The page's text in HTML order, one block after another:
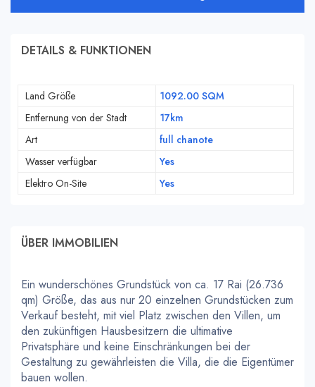
DETAILS & FUNKTIONEN
Land Größe
1092.00 SQM
Entfernung von der Stadt
17km
Art
full chanote
Wasser verfügbar
Yes
Elektro On-Site
Yes
ÜBER IMMOBILIEN
Ein wunderschönes Grundstück von ca. 17 Rai (26.736
qm) Größe, das aus nur 20 einzelnen Grundstücken zum
Verkauf besteht, mit viel Platz zwischen den Villen, um
den zukünftigen Hausbesitzern die ultimative
Privatsphäre und keine Einschränkungen bei der
Gestaltung zu gewährleisten die Villa, die die Eigentümer
bauen wollen.